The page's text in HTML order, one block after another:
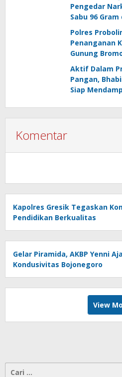
Pengedar
Sabu 96
Polres
Penanganan
Gunung
Aktif Dalam
Pangan,
Siap
Komentar
Kapolres Gresik Tegaskan
Pendidikan Berkualitas
Gelar Piramida, AKBP Yenni
Kondusivitas Bojonegoro
View